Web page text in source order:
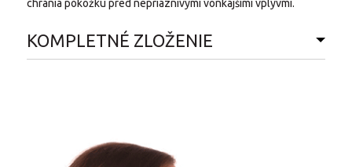
chránia pokožku pred nepriaznivými vonkajšími vplyvmi.
KOMPLETNÉ ZLOŽENIE